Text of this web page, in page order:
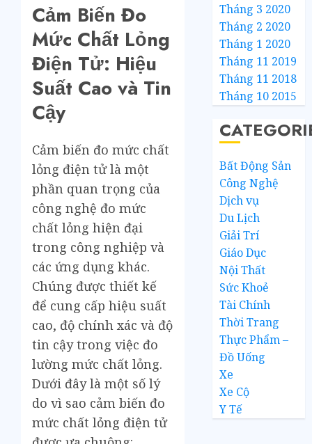
Cảm Biến Đo
Mức Chất Lỏng
Điện Tử: Hiệu
Suất Cao và Tin
Cậy
Cảm biến đo mức chất
lỏng điện tử là một
phần quan trọng của
công nghệ đo mức
chất lỏng hiện đại
trong công nghiệp và
các ứng dụng khác.
Chúng được thiết kế
để cung cấp hiệu suất
cao, độ chính xác và độ
tin cậy trong việc đo
lường mức chất lỏng.
Dưới đây là một số lý
do vì sao cảm biến đo
mức chất lỏng điện tử
Tháng 3 2020
Tháng 2 2020
Tháng 1 2020
Tháng 11 2019
Tháng 11 2018
Tháng 10 2015
Bất Động Sản
Công Nghệ
Dịch vụ
Du Lịch
Giải Trí
Giáo Dục
Nội Thất
Sức Khoẻ
Tài Chính
Thời Trang
Thực Phẩm –
Đồ Uống
Xe
Xe Cộ
Y Tế